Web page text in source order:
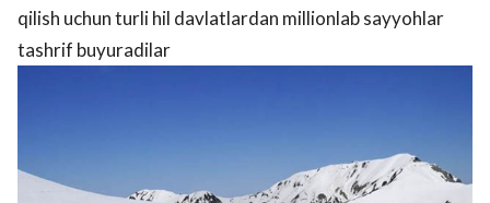
qilish uchun turli hil davlatlardan millionlab sayyohlar
tashrif buyuradilar